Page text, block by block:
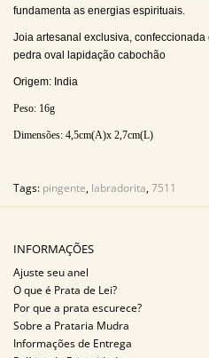
fundamenta as energias espirituais.
Joia artesanal exclusiva,
pedra oval lapidação cabochão
Origem: India
Peso: 16g
Dimensões: 4,5cm(A)x 2,7cm(L)
Tags: pingente, labradorita,7511
INFORMAÇÕES
Ajuste seu anel
O que é Prata de Lei?
Por que a prata escurece?
Sobre a Prataria Mudra
Informações de Entrega